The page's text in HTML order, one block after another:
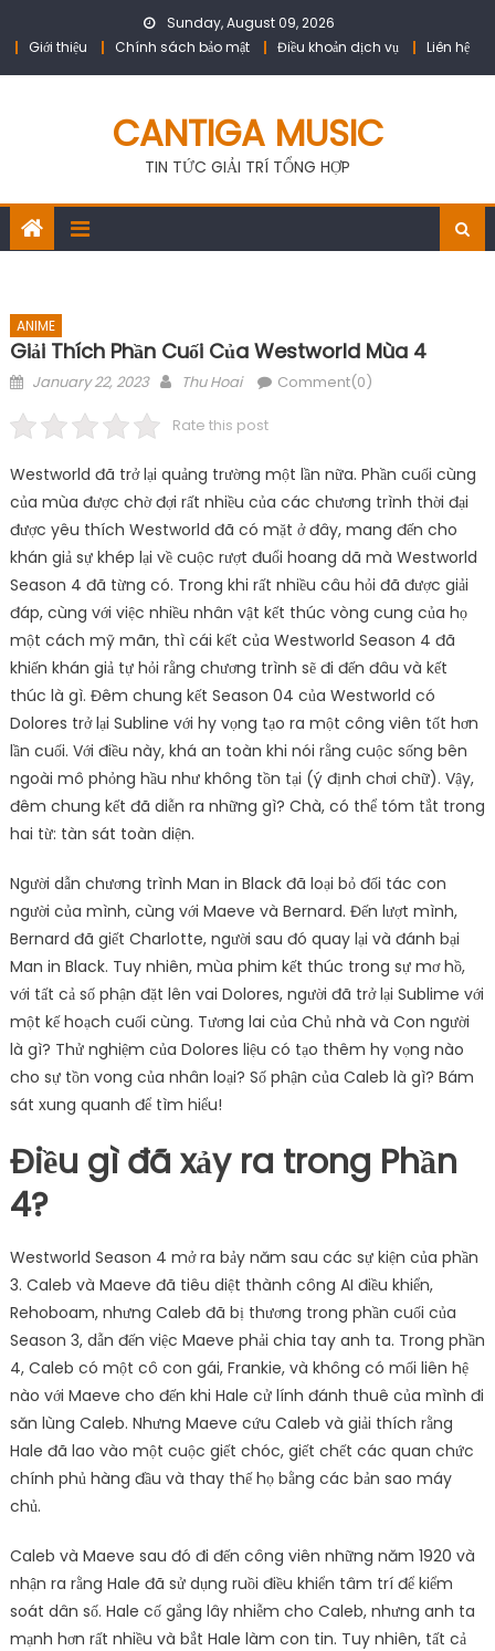
Sunday, August 09, 2026
Giới thiệu
Chính sách bảo mật Điều khoản dịch vụ Liên hệ
CANTIGA MUSIC
TIN TỨC GIẢI TRÍ TỔNG HỢP
ANIME
Giải Thích Phần Cuối Của Westworld Mùa 4
Posted
January 22, 2023 Author
Thu Hoai Comment(0)
Rate this post
Westworld đã trở lại quảng trường một lần nữa. Phần cuối cùng
của mùa được chờ đợi rất nhiều của các chương trình thời đại
được yêu thích Westworld đã có mặt ở đây, mang đến cho
khán giả sự khép lại về cuộc rượt đuổi hoang dã mà Westworld
Season 4 đã từng có. Trong khi rất nhiều câu hỏi đã được giải
đáp, cùng với việc nhiều nhân vật kết thúc vòng cung của họ
một cách mỹ mãn, thì cái kết của Westworld Season 4 đã
khiến khán giả tự hỏi rằng chương trình sẽ đi đến đâu và kết
thúc là gì. Đêm chung kết Season 04 của Westworld có
Dolores trở lại Subline với hy vọng tạo ra một công viên tốt hơn
lần cuối. Với điều này, khá an toàn khi nói rằng cuộc sống bên
ngoài mô phỏng hầu như không tồn tại (ý định chơi chữ). Vậy,
đêm chung kết đã diễn ra những gì? Chà, có thể tóm tắt trong
hai từ: tàn sát toàn diện.
Người dẫn chương trình Man in Black đã loại bỏ đối tác con
người của mình, cùng với Maeve và Bernard. Đến lượt mình,
Bernard đã giết Charlotte, người sau đó quay lại và đánh bại
Man in Black. Tuy nhiên, mùa phim kết thúc trong sự mơ hồ,
với tất cả số phận đặt lên vai Dolores, người đã trở lại Sublime với
một kế hoạch cuối cùng. Tương lai của Chủ nhà và Con người
là gì? Thử nghiệm của Dolores liệu có tạo thêm hy vọng nào
cho sự tồn vong của nhân loại? Số phận của Caleb là gì? Bám
sát xung quanh để tìm hiểu!
Điều gì đã xảy ra trong Phần
4?
Westworld Season 4 mở ra bảy năm sau các sự kiện của phần
3. Caleb và Maeve đã tiêu diệt thành công AI điều khiển,
Rehoboam, nhưng Caleb đã bị thương trong phần cuối của
Season 3, dẫn đến việc Maeve phải chia tay anh ta. Trong phần
4, Caleb có một cô con gái, Frankie, và không có mối liên hệ
nào với Maeve cho đến khi Hale cử lính đánh thuê của mình đi
săn lùng Caleb. Nhưng Maeve cứu Caleb và giải thích rằng
Hale đã lao vào một cuộc giết chóc, giết chết các quan chức
chính phủ hàng đầu và thay thế họ bằng các bản sao máy
chủ.
Caleb và Maeve sau đó đi đến công viên những năm 1920 và
nhận ra rằng Hale đã sử dụng ruồi điều khiển tâm trí để kiểm
soát dân số. Hale cố gắng lây nhiễm cho Caleb, nhưng anh ta
mạnh hơn rất nhiều và bắt Hale làm con tin. Tuy nhiên, tất cả